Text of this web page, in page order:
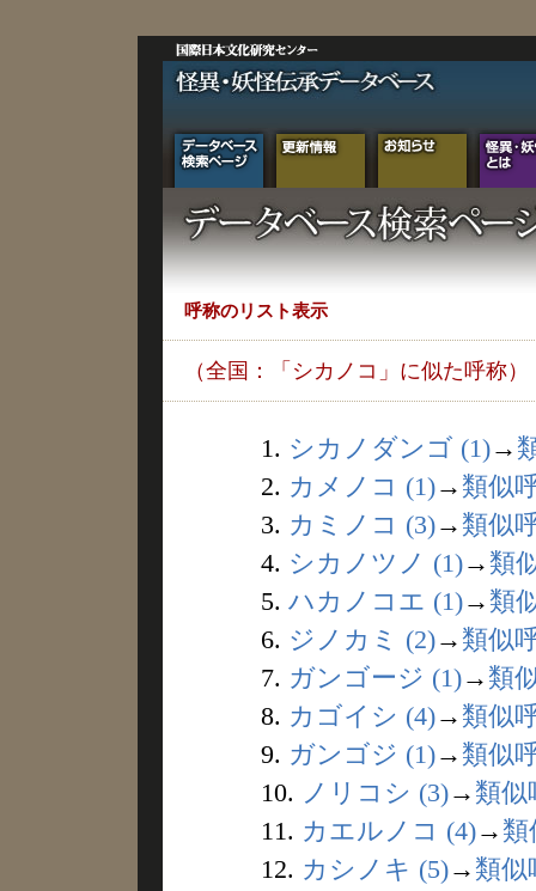
呼称のリスト表示
（全国：「シカノコ」に似た呼称）
1. シカノダンゴ (1)→
2. カメノコ (1)→ 類似
3. カミノコ (3)→ 類似
4. シカノツノ (1)→ 類
5. ハカノコエ (1)→ 類
6. ジノカミ (2)→ 類似
7. ガンゴージ (1)→ 類
8. カゴイシ (4)→ 類似
9. ガンゴジ (1)→ 類似
10. ノリコシ (3)→ 類似
11. カエルノコ (4)→ 類
12. カシノキ (5)→ 類似